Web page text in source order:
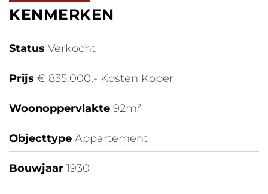
KENMERKEN
Status Verkocht
Prijs € 835.000,- Kosten Koper
Woonoppervlakte 92m²
Objecttype Appartement
Bouwjaar 1930